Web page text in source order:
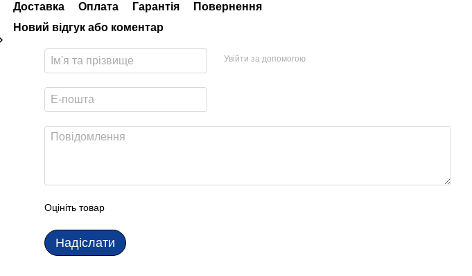
Доставка Оплата Гарантія
Повернення
Новий відгук або коментар
Увійти за допомогою
Оцініть товар
Надіслати